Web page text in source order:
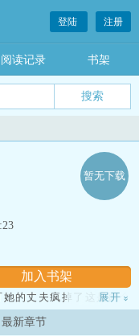
登陆 注册
阅读记录 书架
加入书架
暂无下载
的丈夫疯掉了这是两个
战场焦灼的局势，无人
切，战争机器的系统已
展开 »
最新章节